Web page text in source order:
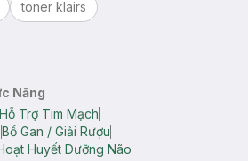
toner klairs
Năng
Hỗ Trợ Tim Mạch
Bổ Gan / Giải Rượu
Huyết Dưỡng Não